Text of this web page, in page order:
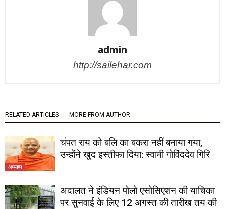
admin
http://sailehar.com
RELATED ARTICLES MORE FROM AUTHOR
अध्यात्म
चंपत राय को बलि का बकरा नहीं बनाया गया,
उन्होंने खुद इस्तीफा दिया: स्वामी गोविंददेव गिरि
अदालत ने इंडियन पोलो एसोसिएशन की याचिका
पर सुनवाई के लिए 12 अगस्त की तारीख तय की